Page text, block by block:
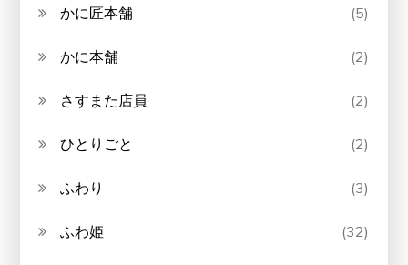
かに匠本舗 (5)
かに本舗 (2)
さすまた店員 (2)
ひとりごと (2)
ふわり (3)
ふわ姫 (32)